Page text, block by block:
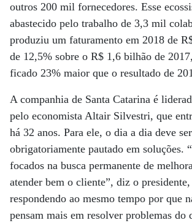
outros 200 mil fornecedores. Esse
abastecido pelo trabalho de 3,3 mil
produziu um faturamento em 2018 de
de 12,5% sobre o R$ 1,6 bilhão de
ficado 23% maior que o resultado de
A companhia de Santa Catarina é
pelo economista Altair Silvestri, que
há 32 anos. Para ele, o dia a dia deve ser
obrigatoriamente pautado em soluções.
focados na busca permanente de
atender bem o cliente”, diz o presidente,
respondendo ao mesmo tempo por que
pensam mais em resolver problemas do